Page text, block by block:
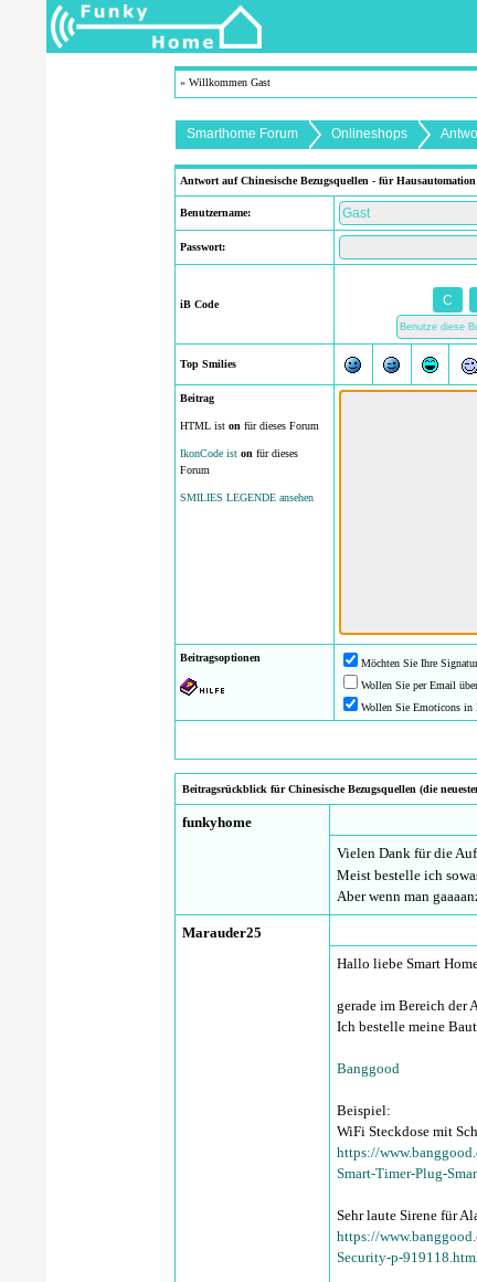
» Willkommen Gast
Smarthome Forum Onlineshops
Antwort auf Chinesische Bezugsquellen - für
Benutzername:
Passwort:
iB Code
Top Smilies
Beitrag
HTML iston für dieses Forum
IkonCode ist on für dieses
Forum
SMILIES LEGENDE ansehen
Beitragsoptionen
Möchten Sie Ihre
Wollen Sie per Email
Wollen Sie Emoticons in
Beitragsrückblick für Chinesische Bezugsquellen (die
funkyhome
Vielen Dank für die
Meist bestelle ich
Aber wenn man
Marauder25
Hallo liebe Smart
gerade im Bereich der
Ich bestelle meine
Banggood
Beispiel:
WiFi Steckdose mit
https://
Smart-Timer-Plug-
Sehr laute Sirene für
https://
Security-p-